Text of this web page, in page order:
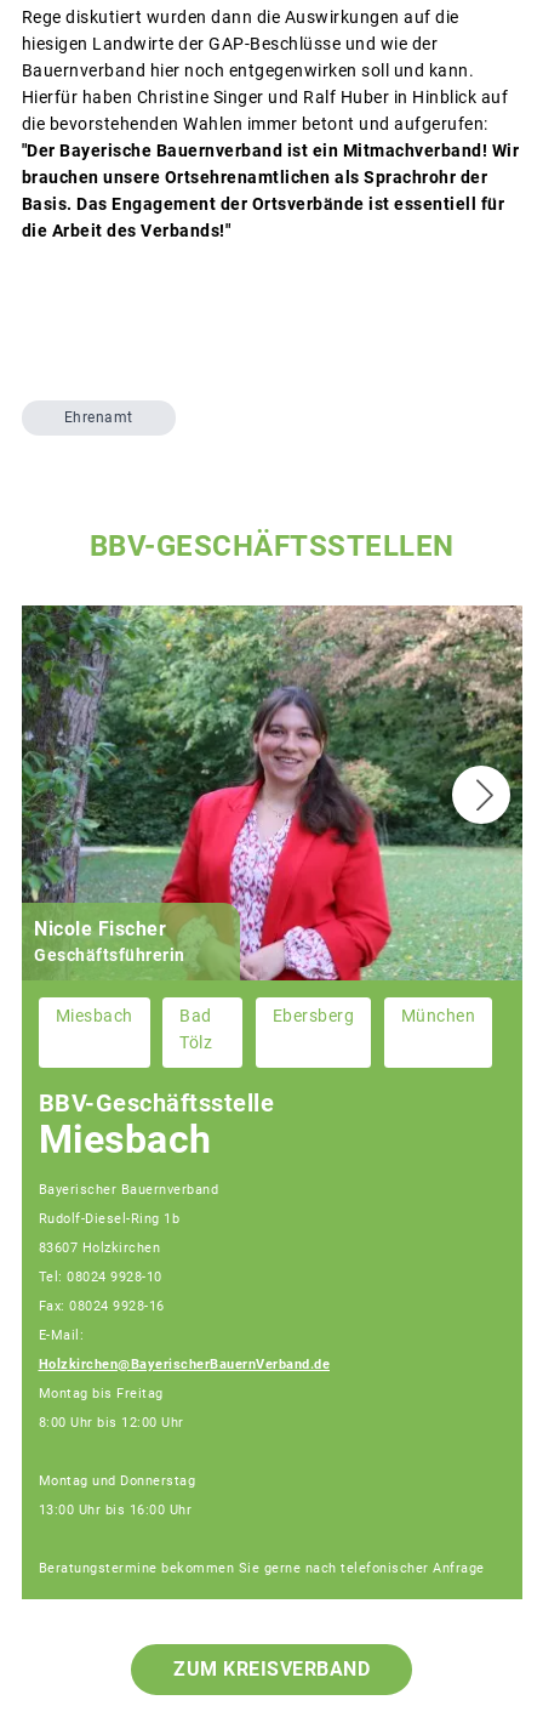
Rege diskutiert wurden dann die Auswirkungen auf die
hiesigen Landwirte der GAP-Beschlüsse und wie der
Bauernverband hier noch entgegenwirken soll und kann.
Hierfür haben Christine Singer und Ralf Huber in Hinblick auf
die bevorstehenden Wahlen immer betont und aufgerufen:
"Der Bayerische Bauernverband ist ein Mitmachverband! Wir
brauchen unsere Ortsehrenamtlichen als Sprachrohr der
Basis. Das Engagement der Ortsverbände ist essentiell für
die Arbeit des Verbands!"
Ehrenamt
BBV-GESCHÄFTSSTELLEN
Nicole Fischer
Geschäftsführerin
Miesbach
Bad
Tölz
Ebersberg München
BBV-Geschäftsstelle
Miesbach
Bayerischer Bauernverband
Rudolf-Diesel-Ring 1b
83607 Holzkirchen
Tel: 08024 9928-10
Fax: 08024 9928-16
E-Mail:
Holzkirchen@BayerischerBauernVerband.de
Montag bis Freitag
8:00 Uhr bis 12:00 Uhr
Montag und Donnerstag
13:00 Uhr bis 16:00 Uhr
Beratungstermine bekommen Sie gerne nach telefonischer Anfrage
ZUM KREISVERBAND